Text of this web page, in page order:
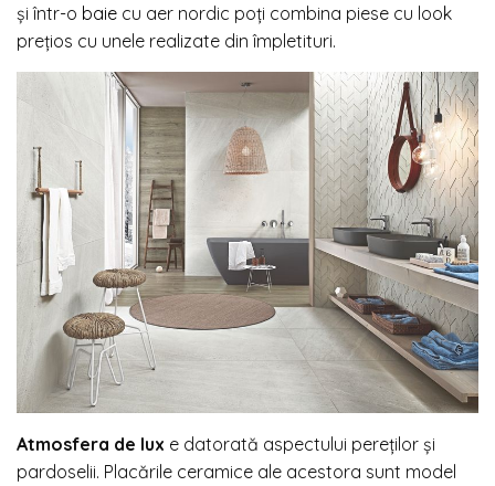
și într-o baie cu aer nordic poți combina piese cu look
prețios cu unele realizate din împletituri.
Atmosfera de lux e datorată aspectului pereților și
pardoselii. Placările ceramice ale acestora sunt model